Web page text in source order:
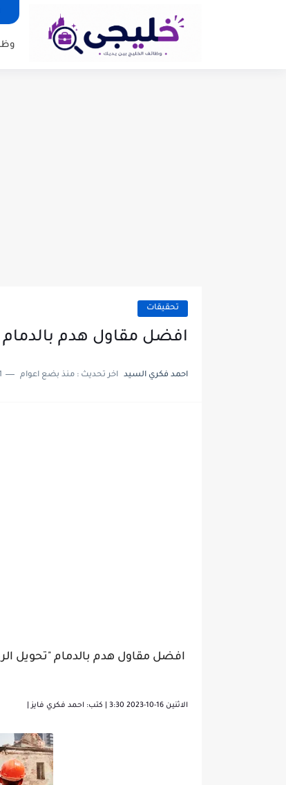
تحقيقات
افضل مقاول هدم بالدمام "تحويل
احمد فكري السيد اخر تحديث : منذ بضع اعوام 1
افضل مقاول هدم بالدمام "تحويل الرؤية إلى
الاثنين 16-10-2023 3:30 | كتب: احمد فكري فايز |